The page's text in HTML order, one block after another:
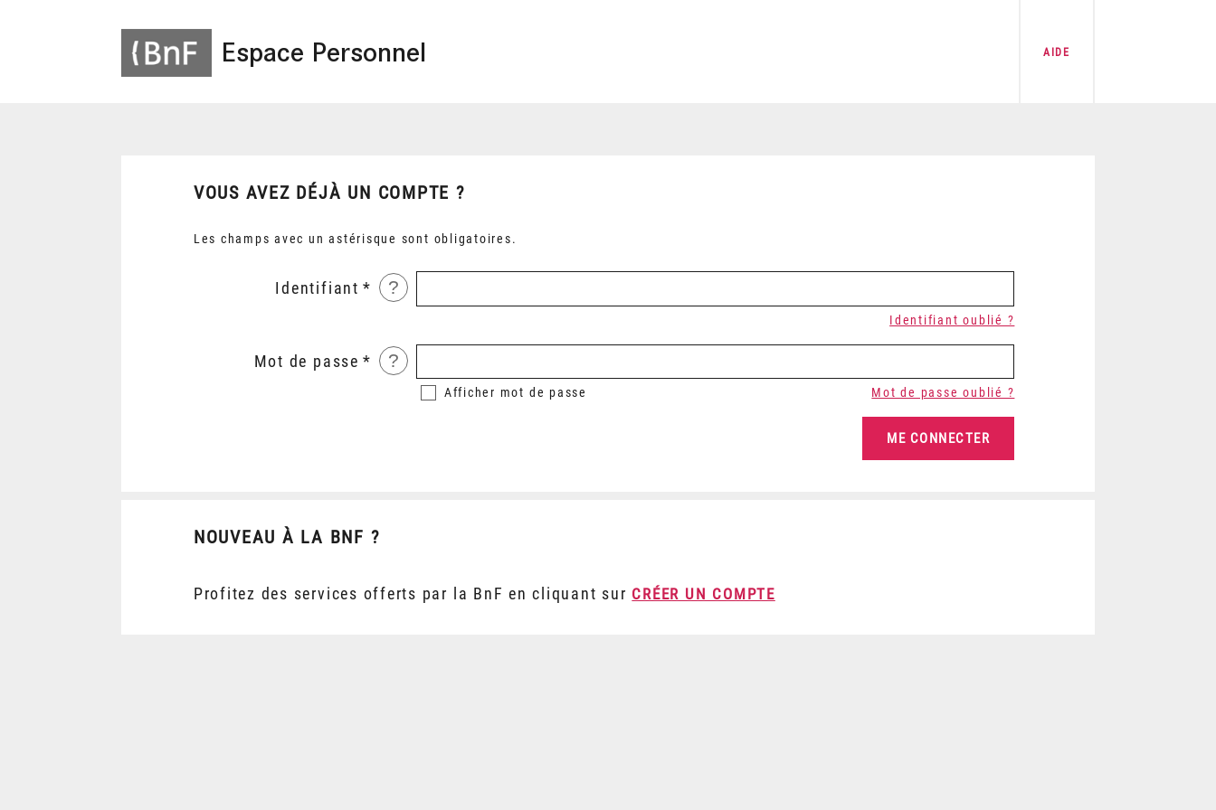
Espace Personnel AIDE
VOUS AVEZ DÉJÀ UN COMPTE ?
Les champs avec un astérisque sont obligatoires.
Identifiant ?
Identifiant oublié ?
Mot de passe ?
Afficher mot de passe Mot de passe oublié ?
NOUVEAU À LA BNF ?
Profitez des services offerts par la BnF en cliquant sur CRÉER UN COMPTE